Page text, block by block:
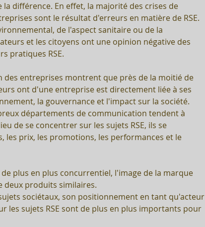
la différence. En effet, la majorité des crises de
sont le résultat d'erreurs en matière de RSE.
de l'aspect sanitaire ou de la
et les citoyens ont une opinion négative des
pratiques RSE.
des entreprises montrent que près de la moitié de
ont d'une entreprise est directement liée à ses
la gouvernance et l'impact sur la société.
départements de communication tendent à
de se concentrer sur les sujets RSE, ils se
les prix, les promotions, les performances et le
plus en plus concurrentiel, l'image de la marque
deux produits similaires.
sociétaux, son positionnement en tant qu'acteur
les sujets RSE sont de plus en plus importants pour